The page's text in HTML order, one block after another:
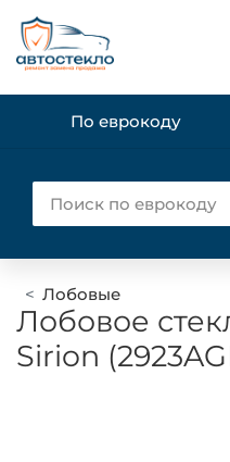
По еврокоду
Лобовые
Лобовое
Sirion